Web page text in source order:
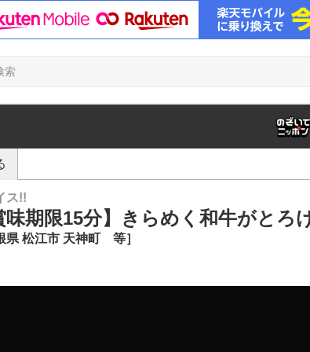
ス!!
味期限15分】きらめく和牛がと
県 松江市 天神町　等］